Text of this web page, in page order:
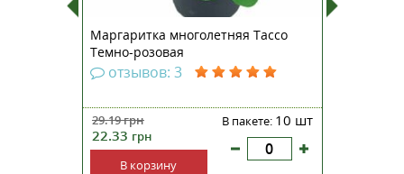
Маргаритка многолетняя Тассо
Темно-розовая
отзывов: 3
29.19грн
22.33 грн
В пакете: 10 шт
В корзину